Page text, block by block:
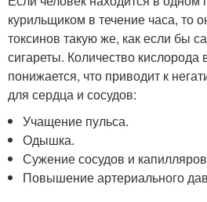
курильщиком в течение часа, то
токсинов такую же, как если бы
сигареты. Количество кислорода
понижается, что приводит к
для сердца и сосудов:
Учащение пульса.
Одышка.
Сужение сосудов и
Повышение артериального